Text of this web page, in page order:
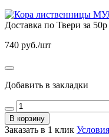
Доставка по Твери за
740 руб./шт
Добавить в закладки
В корзину
Заказать в 1 клик